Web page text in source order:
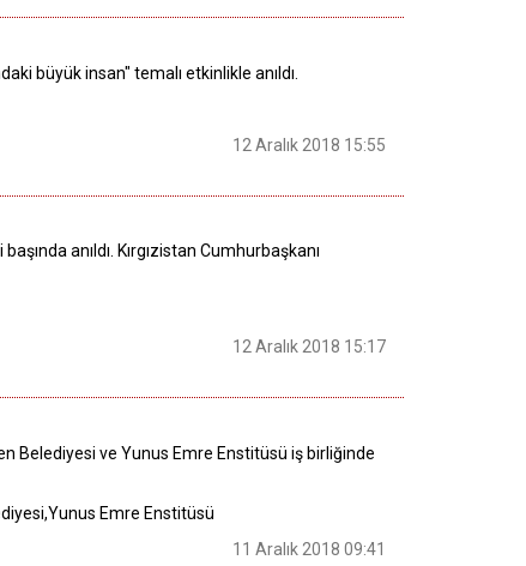
büyük insan" temalı etkinlikle anıldı.
12 Aralık 2018 15:55
anıldı. Kırgızistan Cumhurbaşkanı
12 Aralık 2018 15:17
Belediyesi ve Yunus Emre Enstitüsü iş birliğinde
Emre Enstitüsü
11 Aralık 2018 09:41